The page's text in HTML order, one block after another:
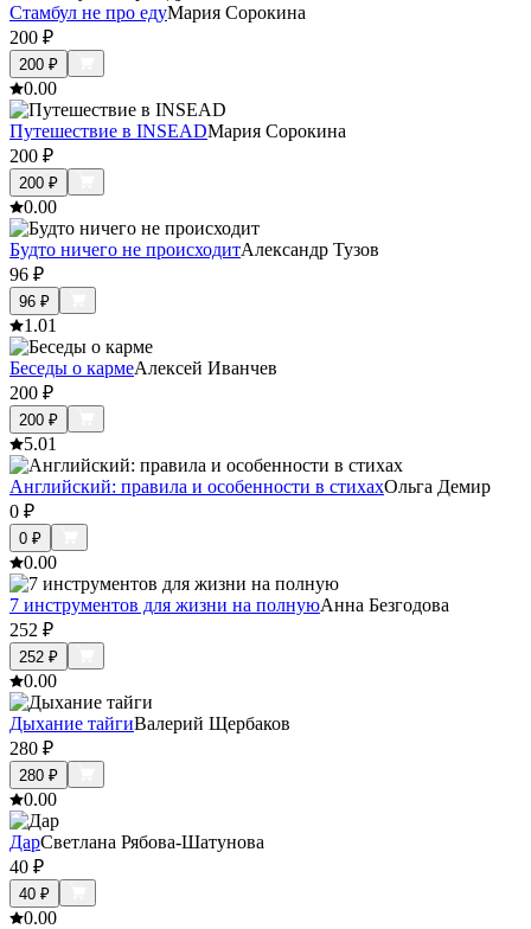
Стамбул не про едуМария Сорокина
200 ₽
200 ₽
0.00
Путешествие в INSEADМария Сорокина
200 ₽
200 ₽
0.00
Будто ничего не происходитАлександр Тузов
96 ₽
96 ₽
1.01
Беседы о кармеАлексей Иванчев
200 ₽
200 ₽
5.01
Английский: правила и особенности в стихахОльга Демир
0 ₽
0 ₽
0.00
7 инструментов для жизни на полнуюАнна Безгодова
252 ₽
252 ₽
0.00
Дыхание тайгиВалерий Щербаков
280 ₽
280 ₽
0.00
ДарСветлана Рябова-Шатунова
40 ₽
40 ₽
0.00